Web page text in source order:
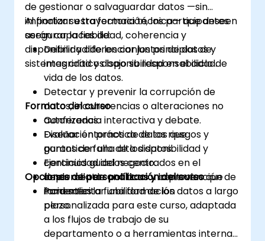
de gestionar o salvaguardar datos —sin
importar su trayectoria técnica— que deseen
asegurar la fiabilidad, coherencia y
disponibilidad de los conjuntos de datos y
sistemas críticos bajo su responsabilidad.
Al finalizar esta formación, los participantes
serán capaces de:
Definir y diferenciar los principios de
integridad y disponibilidad en el ciclo de
vida de los datos.
Detectar y prevenir la corrupción de
datos, incoherencias o alteraciones no
autorizadas.
Diseñar entornos de datos que
garanticen una alta disponibilidad y
continuidad del negocio.
Implementar políticas y controles que
fomenten la fiabilidad de los datos a largo
plazo.
Formato del curso
Conferencia interactiva y debate.
Evaluación práctica de los riesgos y
puntos de fallo de los datos.
Ejercicios guiados centrados en el
desarrollo de políticas y la prevención de
incidentes.
Opciones de personalización del curso
Para solicitar una formación
personalizada para este curso, adaptada
a los flujos de trabajo de su
departamento o a herramientas internas,